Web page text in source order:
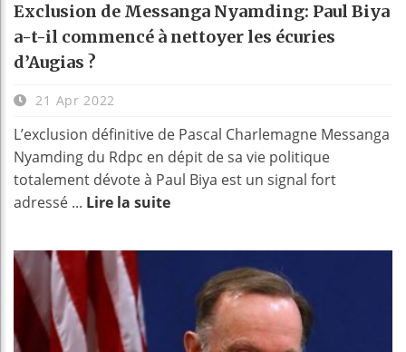
Exclusion de Messanga Nyamding: Paul Biya
a-t-il commencé à nettoyer les écuries
d’Augias ?
21 Apr 2022
L’exclusion définitive de Pascal Charlemagne Messanga
Nyamding du Rdpc en dépit de sa vie politique
totalement dévote à Paul Biya est un signal fort
adressé ... Lire la suite